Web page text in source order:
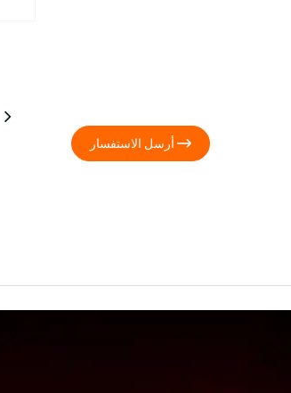
أرسل الاستفسار